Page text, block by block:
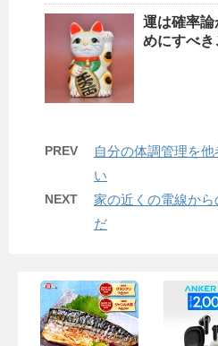
運は確率
めにすべき
PREV
自分の体調管理を
い
NEXT
家の近くの電線か
だ